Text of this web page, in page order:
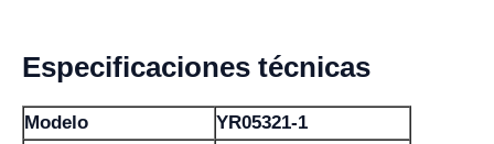
Especificaciones técnicas
Modelo
YR05321-1